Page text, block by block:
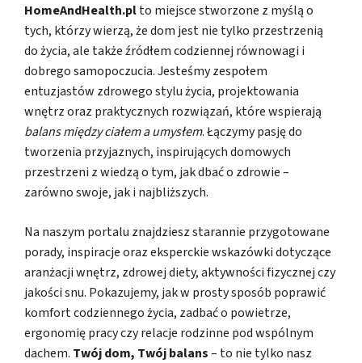
HomeAndHealth.plto miejsce stworzone z myślą o
tych, którzy wierzą, że dom jest nie tylko przestrzenią
do życia, ale także źródłem codziennej równowagi i
dobrego samopoczucia. Jesteśmy zespołem
entuzjastów zdrowego stylu życia, projektowania
wnętrz oraz praktycznych rozwiązań, które wspierają
balans między ciałem a umysłem. Łączymy pasję do
tworzenia przyjaznych, inspirujących domowych
przestrzeni z wiedzą o tym, jak dbać o zdrowie –
zarówno swoje, jak i najbliższych.
Na naszym portalu znajdziesz starannie przygotowane
porady, inspiracje oraz eksperckie wskazówki dotyczące
aranżacji wnętrz, zdrowej diety, aktywności fizycznej czy
jakości snu. Pokazujemy, jak w prosty sposób poprawić
komfort codziennego życia, zadbać o powietrze,
ergonomię pracy czy relacje rodzinne pod wspólnym
dachem. Twój dom, Twój balans– to nie tylko nasz